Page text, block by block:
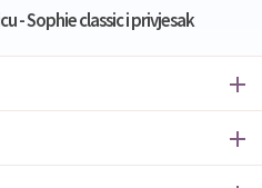
- Sophie classic i privjesak